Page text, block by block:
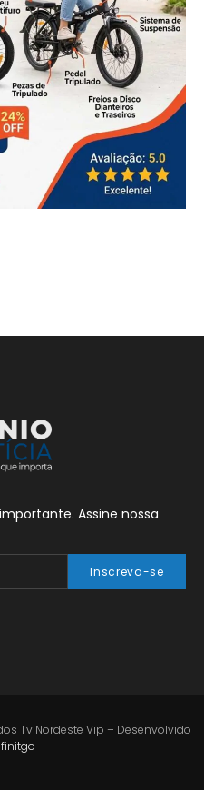
Assine nossa
Inscreva-se
Tv Nordeste Vip – Desenvolvido